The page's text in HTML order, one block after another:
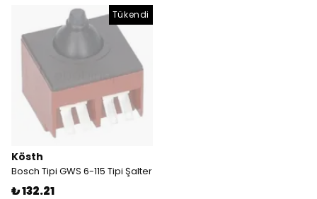
Tükendi
Kösth
Bosch Tipi GWS 6-115 Tipi Şalter
₺ 132.21